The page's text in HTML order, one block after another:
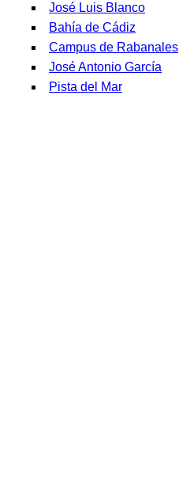
José Luis Blanco
Bahía de Cádiz
Campus de Rabanales
José Antonio García
Pista del Mar